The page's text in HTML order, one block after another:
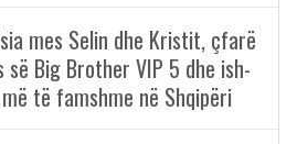
mes Selin dhe Kristit, çfarë
së Big Brother VIP 5 dhe ish-
të famshme në Shqipëri